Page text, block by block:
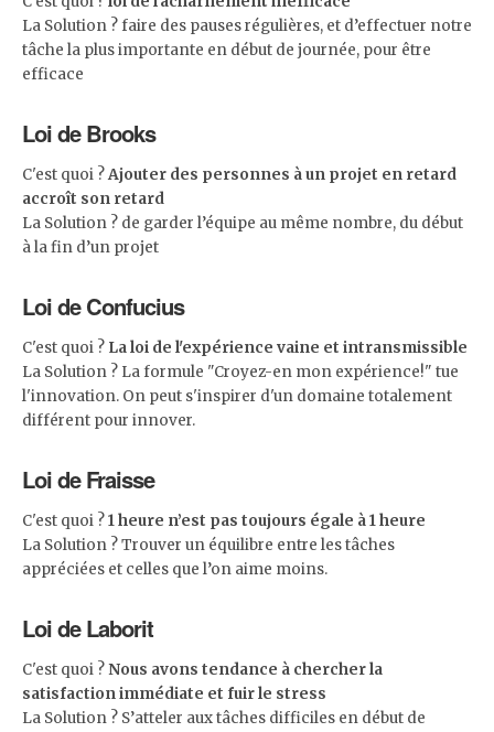
La Solution ? faire des pauses régulières, et d’effectuer notre
tâche la plus importante en début de journée, pour être
efficace
Loi de Brooks
C'est quoi ?Ajouter des personnes à un projet en retard
accroît son retard
La Solution ? de garder l’équipe au même nombre, du début
à la fin d’un projet
Loi de Confucius
C'est quoi ? La loi de l'expérience vaine et intransmissible
La Solution ? La formule "Croyez-en mon expérience!" tue
l'innovation. On peut s'inspirer d'un domaine totalement
différent pour innover.
Loi de Fraisse
C'est quoi ?1 heure n’est pas toujours égale à 1 heure
La Solution ? Trouver un équilibre entre les tâches
appréciées et celles que l’on aime moins.
Loi de Laborit
C'est quoi ?Nous avons tendance à chercher la
satisfaction immédiate et fuir le stress
La Solution ? S’atteler aux tâches difficiles en début de